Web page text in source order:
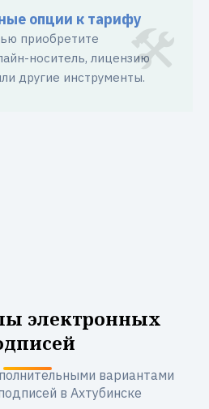
опции к тарифу
приобретите
носитель, лицензию
другие инструменты.
электронных
вариантами
в Ахтубинске